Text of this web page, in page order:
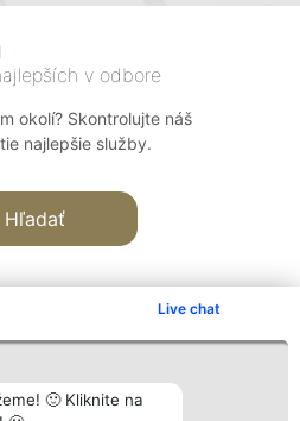
Live chat
🙂 Kliknite na
v odbore
okolí? Skontrolujte náš
najlepšie služby.
Hľadať
Kontakt
Kontakt